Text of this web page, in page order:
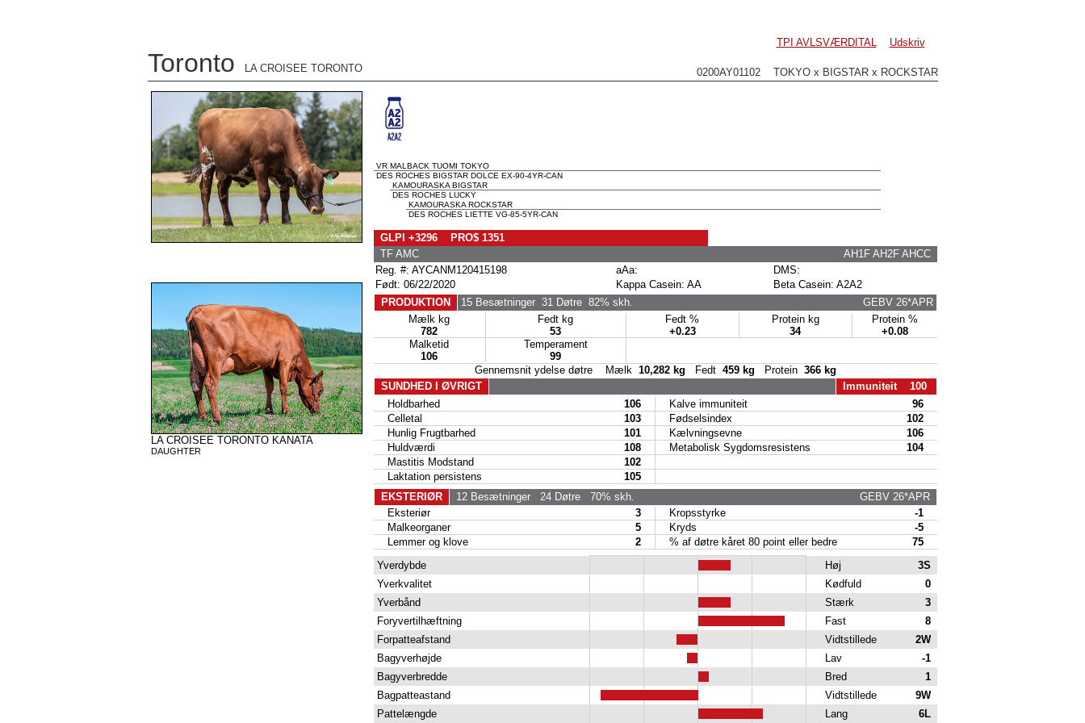
TPI AVLSVÆRDITAL Udskriv
Toronto LA CROISEE TORONTO 0200AY01102 TOKYO x BIGSTAR x ROCKSTAR
LA CROISEE TORONTO KANATA
DAUGHTER
VR MALBACK TUOMI TOKYO
DES ROCHES BIGSTAR DOLCE EX-90-4YR-CAN
KAMOURASKA BIGSTAR
DES ROCHES LUCKY
KAMOURASKA ROCKSTAR
DES ROCHES LIETTE VG-85-5YR-CAN
GLPI +3296 PRO$ 1351
TF AMC
AH1F AH2F AHCC
Reg. #: AYCANM120415198
aAa:
DMS:
Født: 06/22/2020
Kappa Casein: AA
Beta Casein: A2A2
PRODUKTION
15 Besætninger31 Døtre82% skh.
GEBV 26*APR
Mælk kg
782
Fedt kg
53
Fedt %
+0.23
Protein kg
34
Protein %
+0.08
Malketid
106
Temperament
99
Gennemsnit ydelse døtre Mælk 10,282 kg Fedt 459 kg Protein 366 kg
SUNDHED I ØVRIGT
Immuniteit 100
Holdbarhed
106 Kalve immuniteit
96
Celletal
103 Fødselsindex
102
Hunlig Frugtbarhed
101 Kælvningsevne
106
Huldværdi
108 Metabolisk Sygdomsresistens
104
Mastitis Modstand
102
Laktation persistens
105
EKSTERIØR
12 Besætninger24 Døtre70% skh.
GEBV 26*APR
Eksteriør
3 Kropsstyrke
-1
Malkeorganer
5 Kryds
-5
Lemmer og klove
2 % af døtre kåret 80 point eller bedre
75
Yverdybde
Høj
3S
Yverkvalitet
Kødfuld
0
Yverbånd
Stærk
3
Foryvertilhæftning
Fast
8
Forpatteafstand
Vidtstillede
2W
Bagyverhøjde
Lav
-1
Bagyverbredde
Bred
1
Bagpatteastand
Vidtstillede
9W
Pattelængde
Lang 6L